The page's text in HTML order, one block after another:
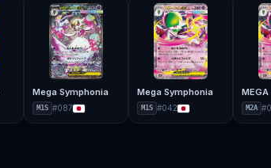
Mega Symphonia
M1S #087
Mega Symphonia
M1S #042 M2A #